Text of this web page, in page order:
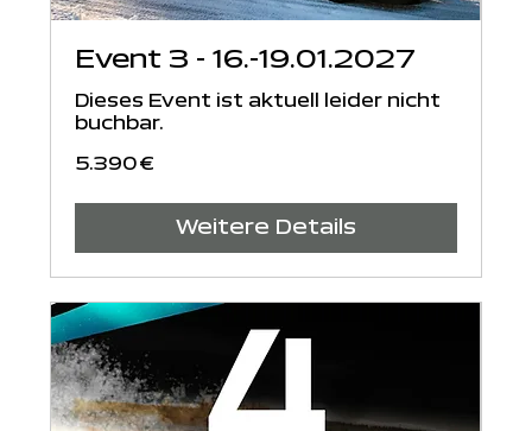
Event 3 - 16.-19.01.2027
Dieses Event ist aktuell leider nicht
buchbar.
5.390
Euro
5.390 €
Weitere Details